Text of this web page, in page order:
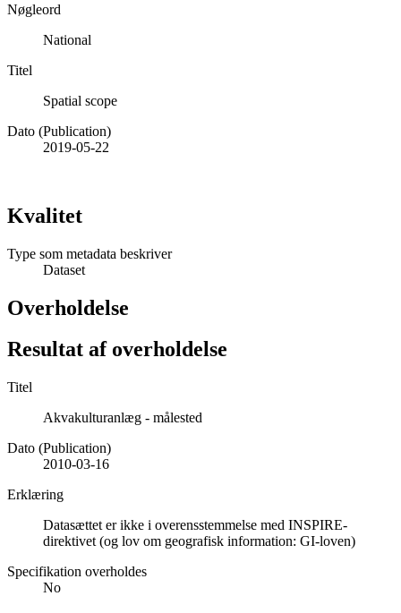
Nøgleord
National
Titel
Spatial scope
Dato (Publication)
2019-05-22
Kvalitet
Type som metadata beskriver
Dataset
Overholdelse
Resultat af overholdelse
Titel
Akvakulturanlæg - målested
Dato (Publication)
2010-03-16
Erklæring
Datasættet er ikke i overensstemmelse med INSPIRE-
direktivet (og lov om geografisk information: GI-loven)
Specifikation overholdes
No